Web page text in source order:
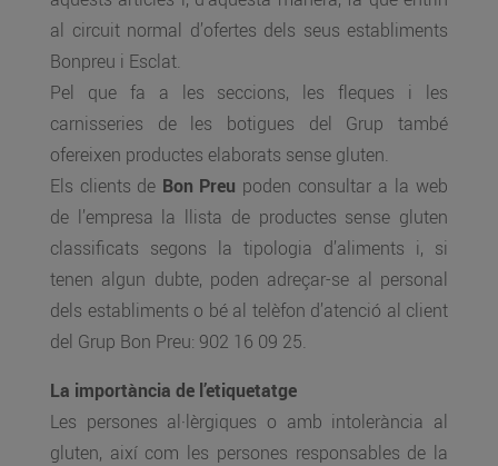
al circuit normal d’ofertes dels seus establiments
Bonpreu i Esclat.
Pel que fa a les seccions, les fleques i les
carnisseries de les botigues del Grup també
ofereixen productes elaborats sense gluten.
Els clients de Bon Preu poden consultar a la web
de l’empresa la llista de productes sense gluten
classificats segons la tipologia d’aliments i, si
tenen algun dubte, poden adreçar-se al personal
dels establiments o bé al telèfon d’atenció al client
del Grup Bon Preu: 902 16 09 25.
La importància de l’etiquetatge
Les persones al·lèrgiques o amb intolerància al
gluten, així com les persones responsables de la